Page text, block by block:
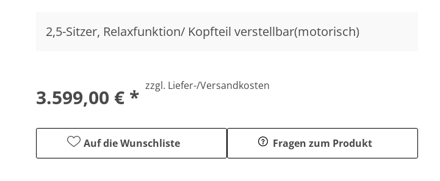
2,5-Sitzer, Relaxfunktion/ Kopfteil verstellbar(motorisch)
3.599,00 € * zzgl. Liefer-/Versandkosten
Auf die Wunschliste Fragen zum Produkt